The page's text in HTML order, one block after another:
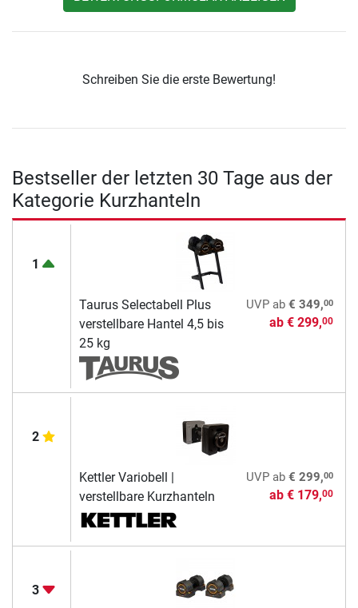
Schreiben Sie die erste Bewertung!
Bestseller der letzten 30 Tage aus der
Kategorie Kurzhanteln
1
Taurus Selectabell Plus
verstellbare Hantel 4,5 bis
25 kg
UVPab € 349,00
ab € 299,00
2
Kettler Variobell |
verstellbare Kurzhanteln
UVPab € 299,00
ab € 179,00
3